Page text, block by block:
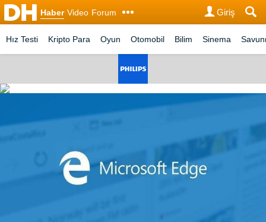
Haber Video Forum Giriş
Hız Testi Kripto Para Oyun Otomobil Bilim Sinema